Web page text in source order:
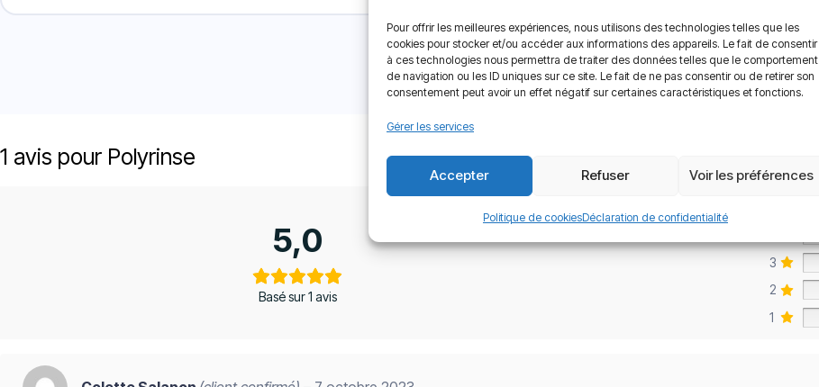
Pour offrir les meilleures expériences, nous utilisons des technologies telles que les
cookies pour stocker et/ou accéder aux informations des appareils. Le fait de consentir
à ces technologies nous permettra de traiter des données telles que le comportement
de navigation ou les ID uniques sur ce site. Le fait de ne pas consentir ou de retirer son
consentement peut avoir un effet négatif sur certaines caractéristiques et fonctions.
Gérer les services
Accepter Refuser Voir les préférences
Politique de cookiesDéclaration de confidentialité
1 avis pour Polyrinse
5,0
Basé sur 1 avis
3
2
1